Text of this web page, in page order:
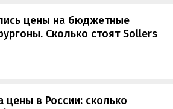
цены на бюджетные
Сколько стоят Sollers
цены в России: сколько